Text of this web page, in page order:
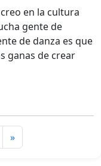
en la cultura
gente de
de danza es que
ganas de crear
»